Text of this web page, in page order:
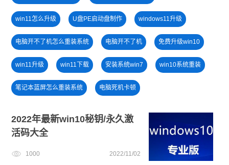
win11怎么升级 U盘PE启动盘制作 windows11升级
电脑开不了机怎么重装系统 电脑开不了机 免费升级win10
win11升级 win11下载 安装系统win7 win10系统重装
笔记本蓝屏怎么重装系统 电脑死机卡顿
旗舰版win7系统安装教程
小白一键重装系统win10教程 win11正式版
2022年最新win10秘钥/永久激
活码大全
1000 2022/11/02